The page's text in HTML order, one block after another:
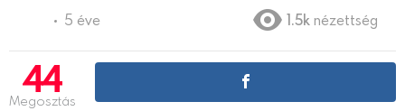
5 éve 1.5k nézettség
44
Megosztás